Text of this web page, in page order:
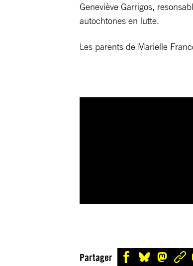
Geneviève Garrigos,
autochtones en lutte.
Les parents de Marielle
Partager